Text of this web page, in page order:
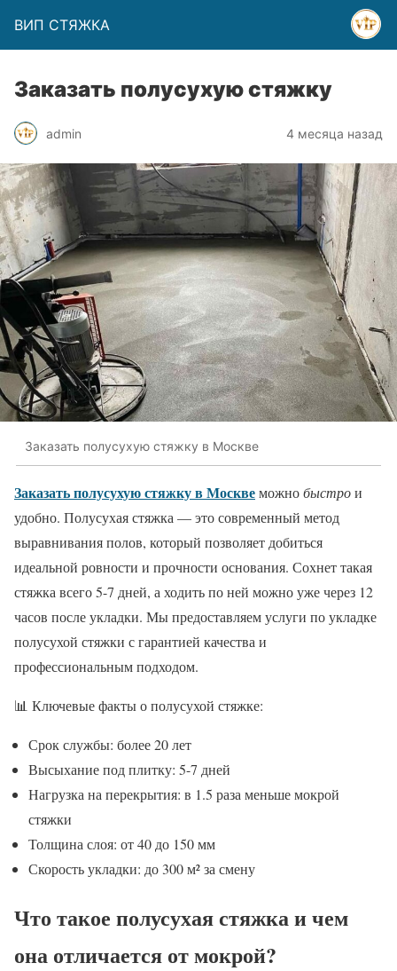
ВИП СТЯЖКА
Заказать полусухую стяжку
admin 4 месяца назад
Заказать полусухую стяжку в Москве
Заказать полусухую стяжку в Москвеможнобыстрои
удобно. Полусухая стяжка — это современный метод
выравнивания полов, который позволяет добиться
идеальной ровности и прочности основания. Сохнет такая
стяжка всего 5-7 дней, а ходить по ней можно уже через 12
часов после укладки. Мы предоставляем услуги по укладке
полусухой стяжки с гарантией качества и
профессиональным подходом.
📊 Ключевые факты о полусухой стяжке:
Срок службы: более 20 лет
Высыхание под плитку: 5-7 дней
Нагрузка на перекрытия: в 1.5 раза меньше мокрой
стяжки
Толщина слоя: от 40 до 150 мм
Скорость укладки: до 300 м² за смену
Что такое полусухая стяжка и чем
она отличается от мокрой?